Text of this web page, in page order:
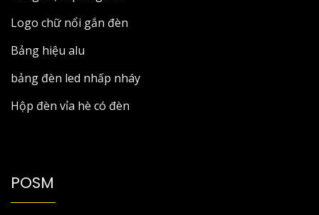
Logo chữ nổi gắn đèn
Bảng hiệu alu
bảng đèn led nhấp nháy
Hộp đèn vỉa hè có đèn
POSM